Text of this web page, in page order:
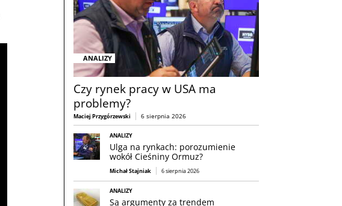
ANALIZY
Czy rynek pracy w USA ma
problemy?
Maciej Przygórzewski 6 sierpnia 2026
ANALIZY
Ulga na rynkach: porozumienie
wokół Cieśniny Ormuz?
Michał Stajniak 6 sierpnia 2026
ANALIZY
Są argumenty za trendem